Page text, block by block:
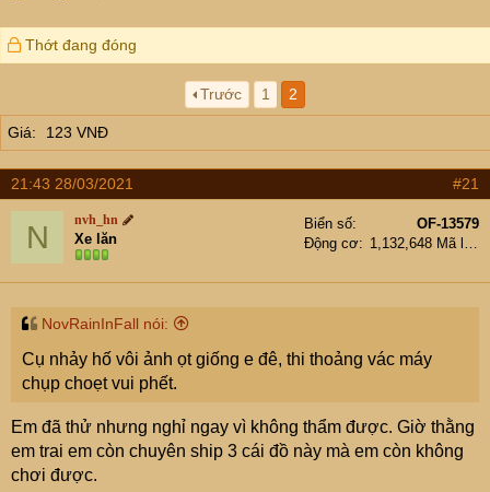
r
e
s
t
a
t
à
y
i
Thớt đang đóng
Trước 1 2
Giá 123 VNĐ
21:43 28/03/2021 #21
N nvh_hn
Xe lăn
Biển số
OF-13579
Động cơ
1,132,648 Mã lực
NovRainInFall nói:
Cụ nhảy hố vôi ảnh ọt giống e đê, thi thoảng vác máy
chụp choẹt vui phết.
Em đã thử nhưng nghỉ ngay vì không thẩm được. Giờ thằng
em trai em còn chuyên ship 3 cái đồ này mà em còn không
chơi được.